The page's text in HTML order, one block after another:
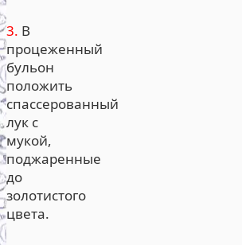
3. В
процеженный
бульон
положить
спассерованный
лук с
мукой,
поджаренные
до
золотистого
цвета.